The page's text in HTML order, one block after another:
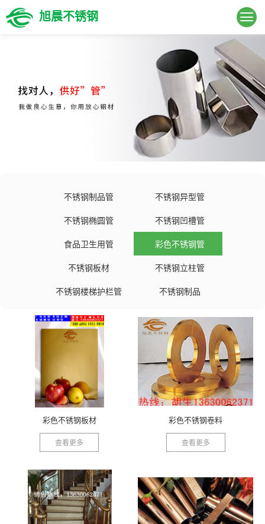
旭晨不锈钢
不锈钢制品管
不锈钢异型管
不锈钢椭圆管
不锈钢凹槽管
食品卫生用管
彩色不锈钢管
不锈钢板材
不锈钢立柱管
不锈钢楼梯护栏管
不锈钢制品
彩色不锈钢板材
查看更多
彩色不锈钢卷料
查看更多